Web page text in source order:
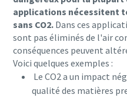
Tout ce que vous
processus de
Découvrez comment créer
pneumatique plus efficace.
applications nécessitent
sans CO2. Dans ces
sont pas éliminés de l'air
conséquences peuvent
Voici quelques exemples :
Le CO2 a un impact
qualité des matières